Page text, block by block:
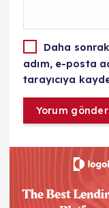
Daha
adım, e-posta
tarayıcıya